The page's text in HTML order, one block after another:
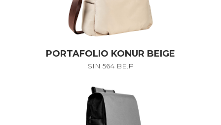
PORTAFOLIO KONUR BEIGE
SIN 564 BE.P